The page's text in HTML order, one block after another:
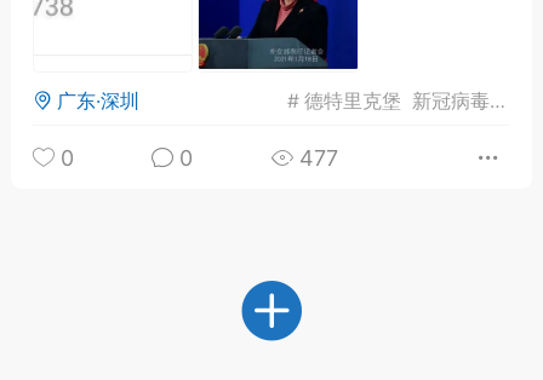
如何购买【理肺清瘟膏】
【养正护络膏】？
小海（HAi）
谷气行、营卫通：内经视角
下的脾胃调养要义
广东·深圳 #德特里克堡 新冠病毒溯源
0 0 477